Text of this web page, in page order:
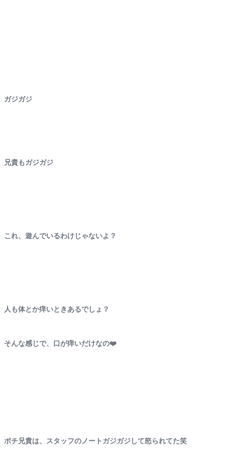
ガジガジ
兄貴もガジガジ
これ、遊んでいるわけじゃないよ？
人も体とか痒いときあるでしょ？
そんな感じで、口が痒いだけなの❤️
ポチ兄貴は、スタッフのノートガジガジして怒られてた笑